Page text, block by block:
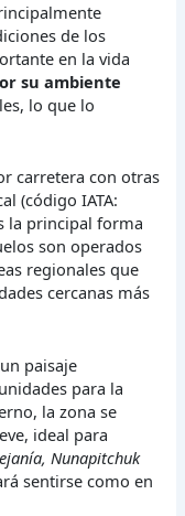
de los
en la vida
su ambiente
lo que lo
carretera con otras
(código IATA:
la principal forma
son operados
regionales que
cercanas más
paisaje
para la
la zona se
ideal para
Nunapitchuk
sentirse como en